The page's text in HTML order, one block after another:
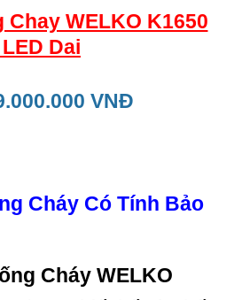
Chay WELKO K1650
Dai
VNĐ
Cháy Có Tính Bảo
Cháy WELKO